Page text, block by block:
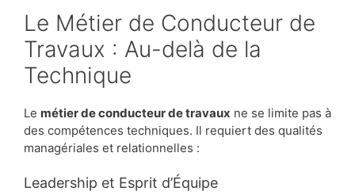
Le Métier de Conducteur de
Travaux : Au-delà de la
Technique
Le métier de conducteur de travaux ne se limite pas à
des compétences techniques. Il requiert des qualités
managériales et relationnelles :
Leadership et Esprit d’Équipe